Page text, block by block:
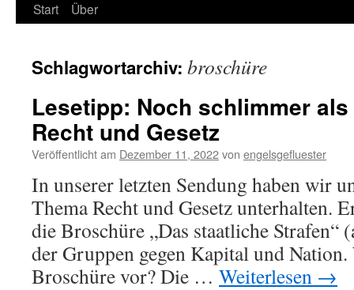
Start Über
Schlagwortarchiv: broschüre
Lesetipp: Noch schlimmer
Recht und Gesetz
Veröffentlicht am Dezember 11, 2022von engelsgefluester
In unserer letzten Sendung haben wir
Thema Recht und Gesetz unterhalten.
die Broschüre „Das staatliche Strafen“
der Gruppen gegen Kapital und
Broschüre vor? Die … Weiterlesen →